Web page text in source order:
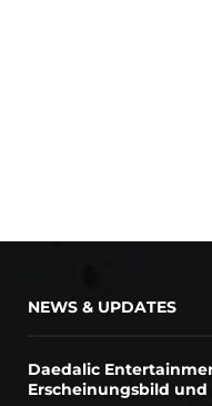
NEWS & UPDATES
Daedalic
Erscheinungsbild